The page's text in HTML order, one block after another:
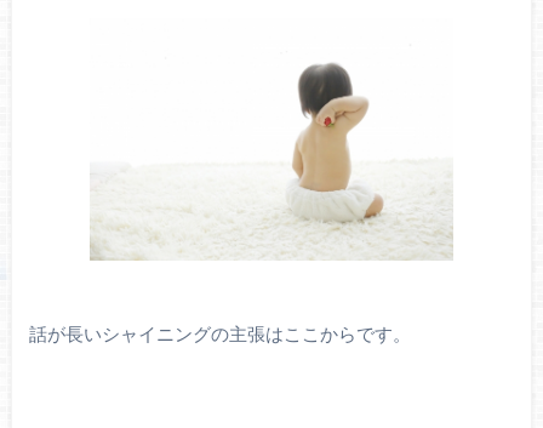
話が長いシャイニングの主張はここからです。